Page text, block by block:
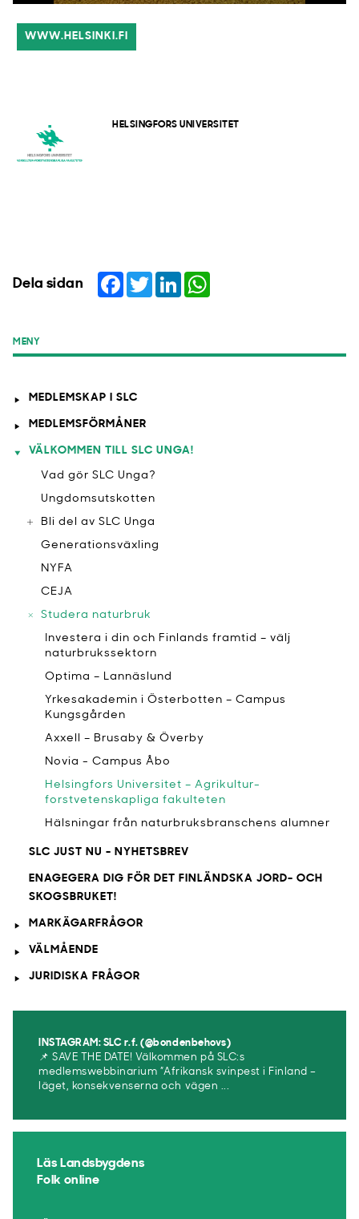
WWW.HELSINKI.FI
HELSINGFORS UNIVERSITET
Dela sidan Facebook
TwitterLinkedIn
MENY
MEDLEMSKAP I SLC
MEDLEMSFÖRMÅNER
VÄLKOMMEN TILL SLC UNGA!
Vad gör SLC Unga?
Ungdomsutskotten
Bli del av SLC Unga
Generationsväxling
NYFA
CEJA
Studera naturbruk
Investera i din och Finlands framtid – välj
naturbrukssektorn
Optima – Lannäslund
Yrkesakademin i Österbotten – Campus
Kungsgården
Axxell – Brusaby & Överby
Novia - Campus Åbo
Helsingfors Universitet – Agrikultur-
forstvetenskapliga fakulteten
Hälsningar från naturbruksbranschens alumner
SLC JUST NU - NYHETSBREV
ENAGEGERA DIG FÖR DET FINLÄNDSKA JORD- OCH
SKOGSBRUKET!
MARKÄGARFRÅGOR
VÄLMÅENDE
JURIDISKA FRÅGOR
INSTAGRAM: SLC r.f. (@bondenbehovs)
📌 SAVE THE DATE! Välkommen på SLC:s
medlemswebbinarium ”Afrikansk svinpest i Finland –
läget, konsekvenserna och vägen ...
Läs Landsbygdens
Folk online